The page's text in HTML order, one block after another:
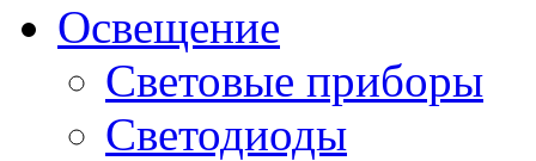
Освещение
Световые приборы
Светодиоды